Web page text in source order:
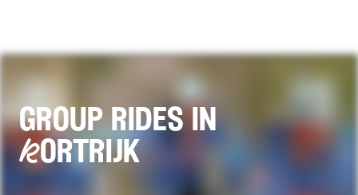
group rides in
Kortrijk